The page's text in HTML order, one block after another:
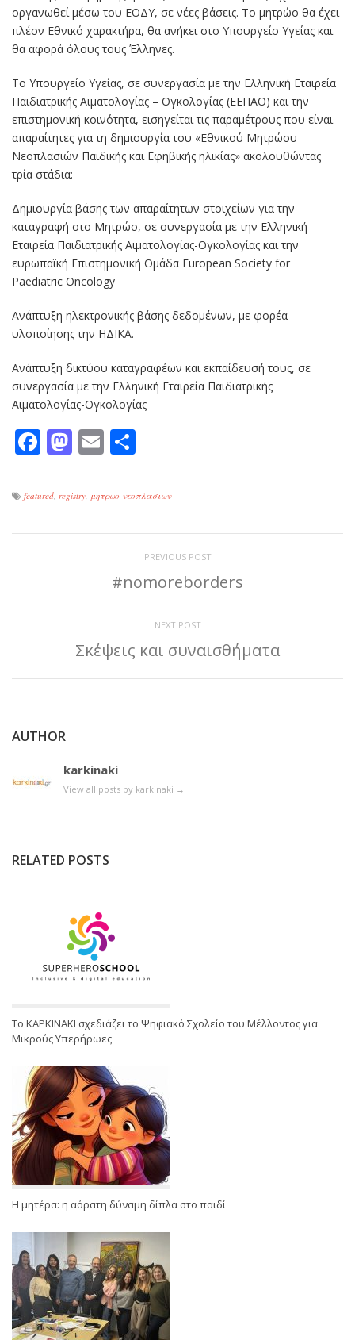
οργανωθεί μέσω του ΕΟΔΥ, σε νέες βάσεις. Το μητρώο θα έχει
πλέον Εθνικό χαρακτήρα, θα ανήκει στο Υπουργείο Υγείας και
θα αφορά όλους τους Έλληνες.
Το Υπουργείο Υγείας, σε συνεργασία με την Ελληνική Εταιρεία
Παιδιατρικής Αιματολογίας – Ογκολογίας (ΕΕΠΑΟ) και την
επιστημονική κοινότητα, εισηγείται τις παραμέτρους που είναι
απαραίτητες για τη δημιουργία του «Εθνικού Μητρώου
Νεοπλασιών Παιδικής και Εφηβικής ηλικίας» ακολουθώντας
τρία στάδια:
Δημιουργία βάσης των απαραίτητων στοιχείων για την
καταγραφή στο Μητρώο, σε συνεργασία με την Ελληνική
Εταιρεία Παιδιατρικής Αιματολογίας-Ογκολογίας και την
ευρωπαϊκή Επιστημονική Ομάδα European Society for
Paediatric Oncology
Ανάπτυξη ηλεκτρονικής βάσης δεδομένων, με φορέα
υλοποίησης την ΗΔΙΚΑ.
Ανάπτυξη δικτύου καταγραφέων και εκπαίδευσή τους, σε
συνεργασία με την Ελληνική Εταιρεία Παιδιατρικής
Αιματολογίας-Ογκολογίας
Facebook
Mastodon
Email
featured, registry, μητρωο νεοπλασιων
PREVIOUS POST
#nomoreborders
NEXT POST
Σκέψεις και συναισθήματα
AUTHOR
karkinaki
View all posts by karkinaki →
RELATED POSTS
Το ΚΑΡΚΙΝΑΚΙ σχεδιάζει το Ψηφιακό Σχολείο του Μέλλοντος για
Μικρούς Υπερήρωες
Η μητέρα: η αόρατη δύναμη δίπλα στο παιδί